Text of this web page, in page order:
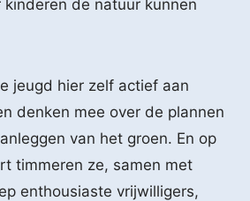
de natuur kunnen
jeugd hier zelf actief aan
denken mee over de plannen
van het groen. En op
timmeren ze, samen met
enthousiaste vrijwilligers,